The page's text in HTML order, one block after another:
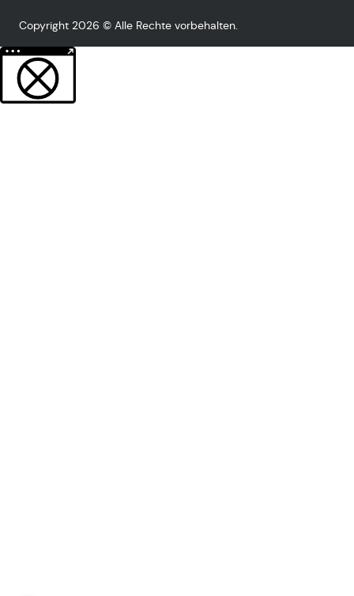
Copyright 2026 © Alle Rechte vorbehalten.
Weitere Informationen über den gesperrten Inhalt.